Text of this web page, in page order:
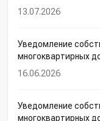
прямые договоры
13.07.2026
Уведомление
многоквартирных
прямые договоры
16.06.2026
Уведомление
многоквартирных